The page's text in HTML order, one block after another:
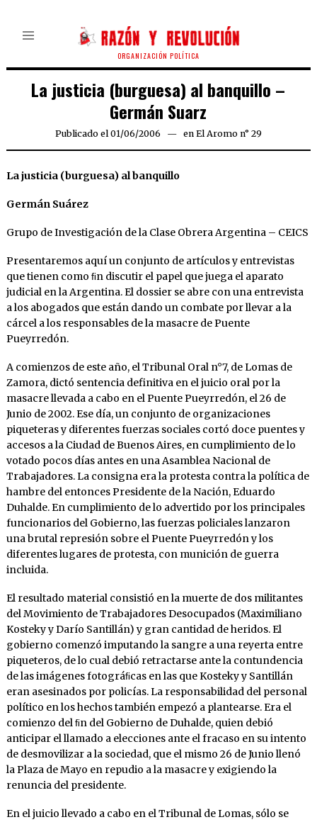
ORGANIZACIÓN POLÍTICA
La justicia (burguesa) al banquillo –
Germán Suarz
Publicado el 01/06/2006 22/03/2020
en El Aromo n° 29
La justicia (burguesa) al banquillo
Germán Suárez
Grupo de Investigación de la Clase Obrera Argentina – CEICS
Presentaremos aquí un conjunto de artículos y entrevistas
que tienen como ﬁn discutir el papel que juega el aparato
judicial en la Argentina. El dossier se abre con una entrevista
a los abogados que están dando un combate por llevar a la
cárcel a los responsables de la masacre de Puente
Pueyrredón.
A comienzos de este año, el Tribunal Oral n°7, de Lomas de
Zamora, dictó sentencia definitiva en el juicio oral por la
masacre llevada a cabo en el Puente Pueyrredón, el 26 de
Junio de 2002. Ese día, un conjunto de organizaciones
piqueteras y diferentes fuerzas sociales cortó doce puentes y
accesos a la Ciudad de Buenos Aires, en cumplimiento de lo
votado pocos días antes en una Asamblea Nacional de
Trabajadores. La consigna era la protesta contra la política de
hambre del entonces Presidente de la Nación, Eduardo
Duhalde. En cumplimiento de lo advertido por los principales
funcionarios del Gobierno, las fuerzas policiales lanzaron
una brutal represión sobre el Puente Pueyrredón y los
diferentes lugares de protesta, con munición de guerra
incluida.
El resultado material consistió en la muerte de dos militantes
del Movimiento de Trabajadores Desocupados (Maximiliano
Kosteky y Darío Santillán) y gran cantidad de heridos. El
gobierno comenzó imputando la sangre a una reyerta entre
piqueteros, de lo cual debió retractarse ante la contundencia
de las imágenes fotográﬁcas en las que Kosteky y Santillán
eran asesinados por policías. La responsabilidad del personal
político en los hechos también empezó a plantearse. Era el
comienzo del ﬁn del Gobierno de Duhalde, quien debió
anticipar el llamado a elecciones ante el fracaso en su intento
de desmovilizar a la sociedad, que el mismo 26 de Junio llenó
la Plaza de Mayo en repudio a la masacre y exigiendo la
renuncia del presidente.
En el juicio llevado a cabo en el Tribunal de Lomas, sólo se